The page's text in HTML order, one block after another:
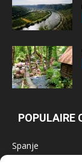
POPULAIRE
Spanje